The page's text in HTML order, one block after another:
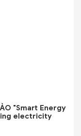
"Smart Energy
electricity